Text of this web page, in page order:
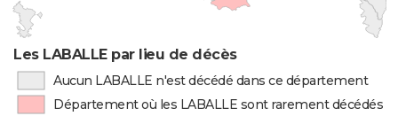
Les LABALLE par lieu de décès
Aucun LABALLE n'est décédé dans ce département
Département où les LABALLE sont rarement décédés